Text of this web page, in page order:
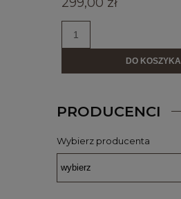
DO KOSZYKA
PRODUCENCI
Wybierz producenta